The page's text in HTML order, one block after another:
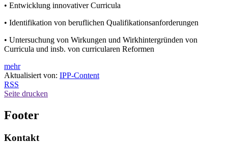
• Entwicklung innovativer Curricula
• Identifikation von beruflichen Qualifikationsanforderungen
• Untersuchung von Wirkungen und Wirkhintergründen von
Curricula und insb. von curricularen Reformen
mehr
Aktualisiert von: IPP-Content
RSS
Seite drucken
Footer
Kontakt